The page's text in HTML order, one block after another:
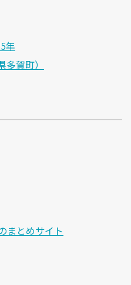
年
賀町）
まとめサイト